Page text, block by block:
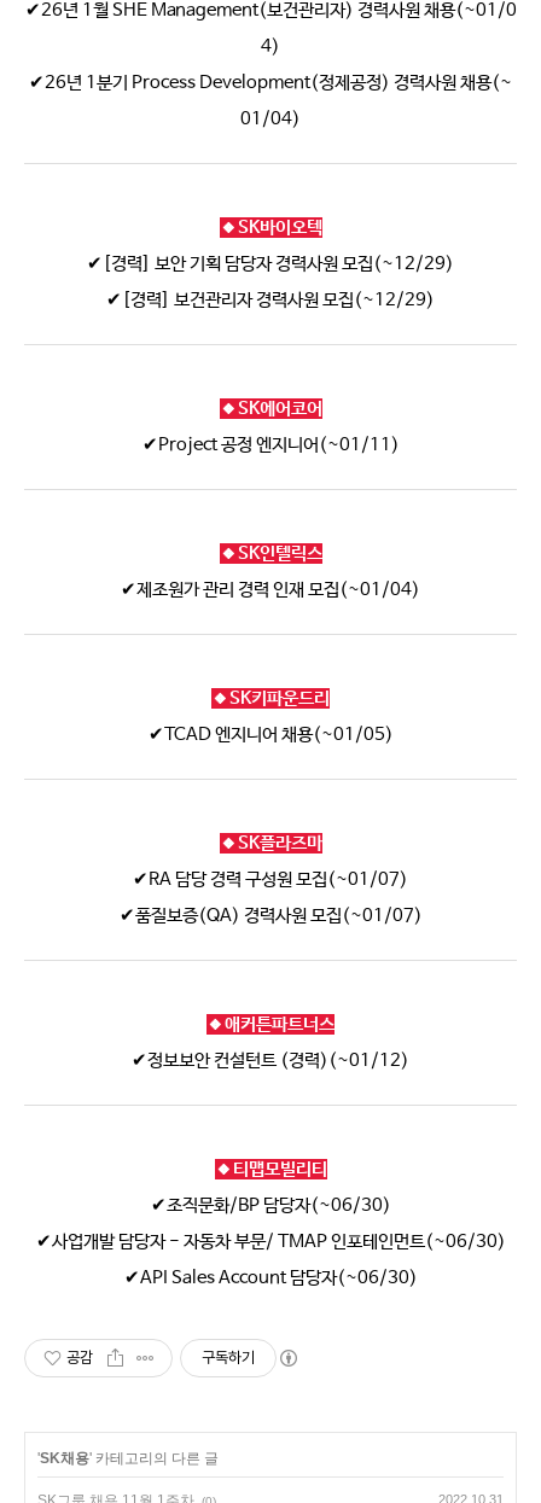
✔26년 1월 SHE Management(보건관리자) 경력사원 채용(~01/0
4)
✔26년 1분기 Process Development(정제공정) 경력사원 채용(~
01/04)
🔸SK바이오텍
✔[경력] 보안 기획 담당자 경력사원 모집(~12/29)
✔[경력] 보건관리자 경력사원 모집(~12/29)
🔸SK에어코어
✔Project 공정 엔지니어(~01/11)
🔸SK인텔릭스
✔제조원가 관리 경력 인재 모집(~01/04)
🔸SK키파운드리
✔TCAD 엔지니어 채용(~01/05)
🔸SK플라즈마
✔RA 담당 경력 구성원 모집(~01/07)
✔품질보증(QA) 경력사원 모집(~01/07)
🔸애커튼파트너스
✔정보보안 컨설턴트 (경력)(~01/12)
🔸티맵모빌리티
✔조직문화/BP 담당자(~06/30)
✔사업개발 담당자 - 자동차 부문/ TMAP 인포테인먼트(~06/30)
✔API Sales Account 담당자(~06/30)
공감 구독하기
'SK채용' 카테고리의 다른 글
2022.10.31